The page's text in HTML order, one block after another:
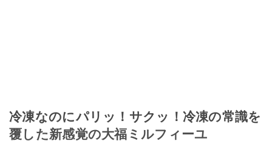
冷凍なのにパリッ！サクッ！冷凍の常識を
覆した新感覚の大福ミルフィーユ